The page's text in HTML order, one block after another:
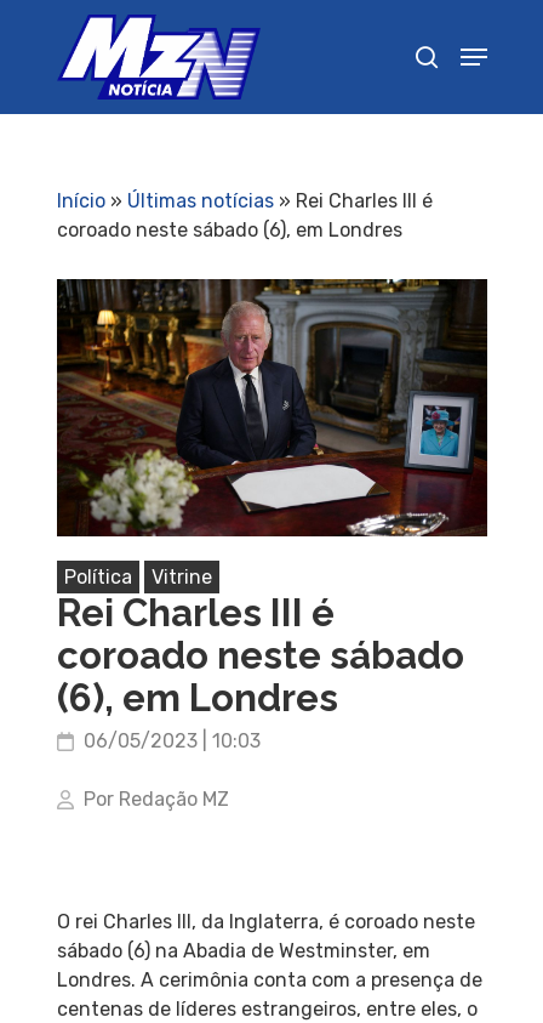
Início» Últimas notícias» Rei Charles III é
coroado neste sábado (6), em Londres
Política Vitrine
Rei Charles III é
coroado neste sábado
(6), em Londres
06/05/2023 | 10:03
Por Redação MZ
O rei Charles III, da Inglaterra, é coroado neste
sábado (6) na Abadia de Westminster, em
Londres. A cerimônia conta com a presença de
centenas de líderes estrangeiros, entre eles, o